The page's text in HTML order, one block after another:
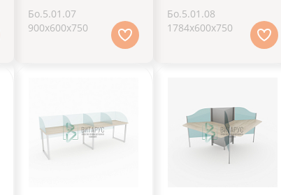
Бо.5.01.07
900х600х750
Бо.5.01.08
1784х600х750